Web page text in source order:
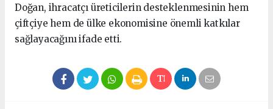
Doğan, ihracatçı üreticilerin desteklenmesinin hem
çiftçiye hem de ülke ekonomisine önemli katkılar
sağlayacağını ifade etti.